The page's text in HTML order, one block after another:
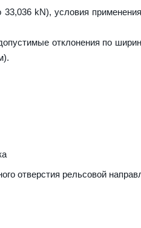
kN), условия
отклонения по
отверстия рельсовой